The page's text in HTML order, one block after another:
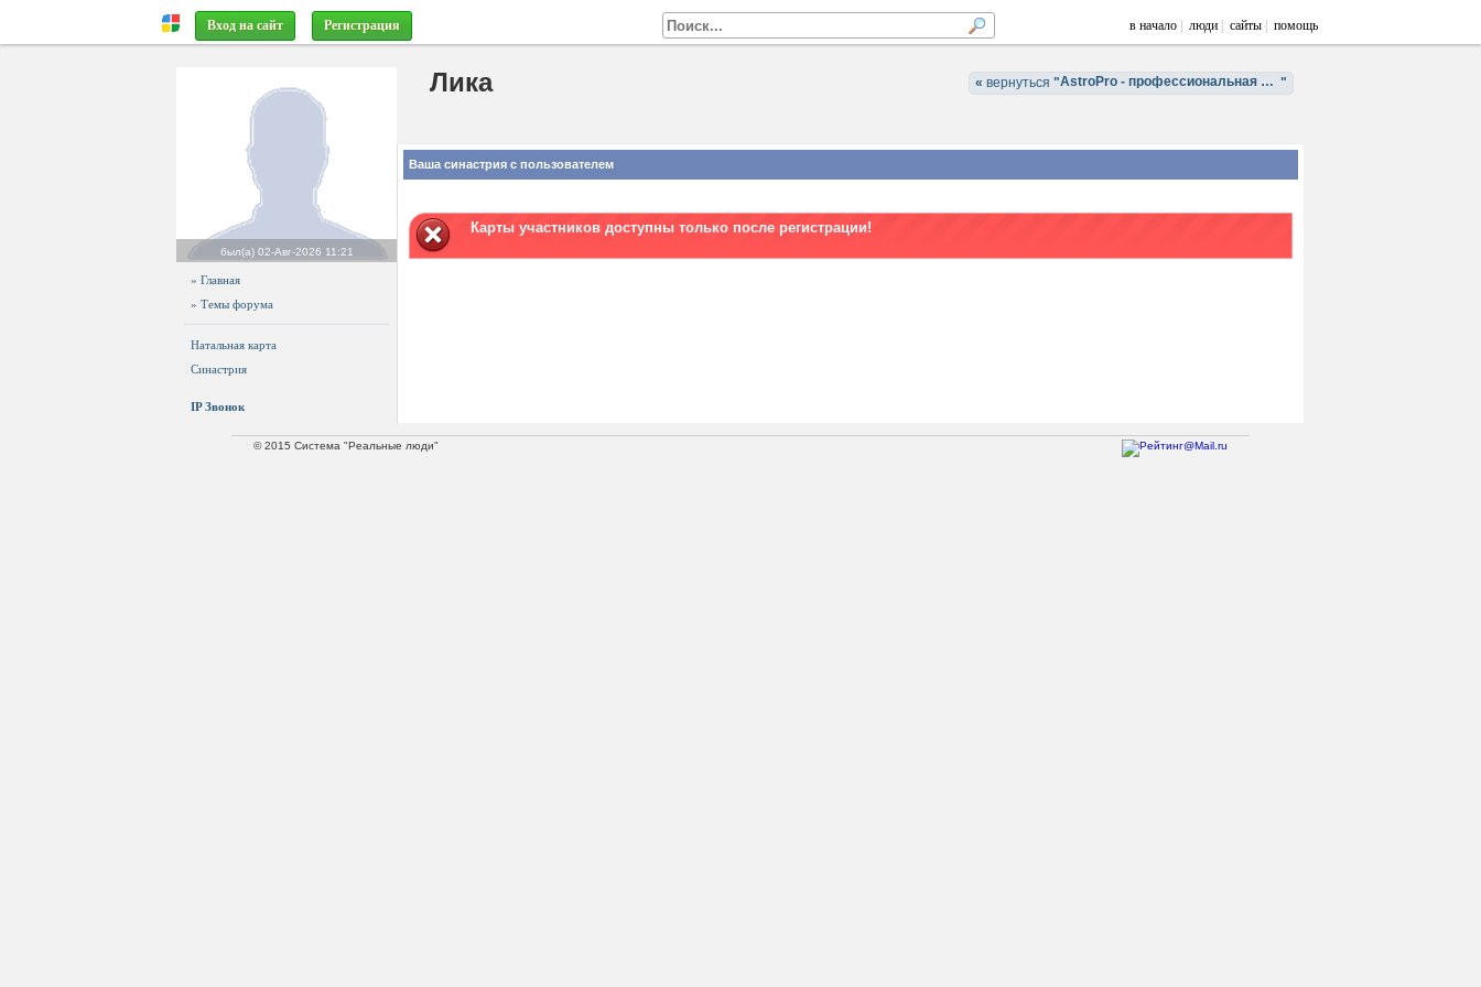
Вход на сайт Регистрация в начало люди сайты помощь
« вернуться " AstroPro - профессиональная астрология. Обучение и консультации. "
Лика
был(а) 02-Авг-2026 11:21
» Главная
» Темы форума
Натальная карта
Синастрия
IP Звонок
Ваша синастрия с пользователем
Карты участников доступны только после регистрации!
© 2015 Система "Реальные люди"